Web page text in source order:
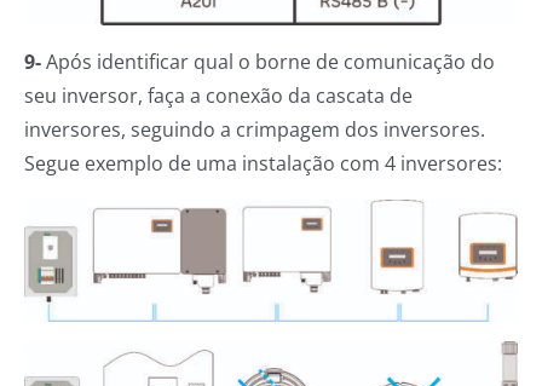
9-Após identificar qual o borne de comunicação do
seu inversor, faça a conexão da cascata de
inversores, seguindo a crimpagem dos inversores.
Segue exemplo de uma instalação com 4 inversores: